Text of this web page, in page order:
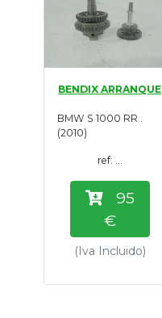
Nuevos
Motores
Usados
Tasaciones
Formulario
Empresa
Contacto
BENDIX ARRANQUE
BMW S 1000 RR .
(2010)
ref: ...
95
€
(Iva Incluido)